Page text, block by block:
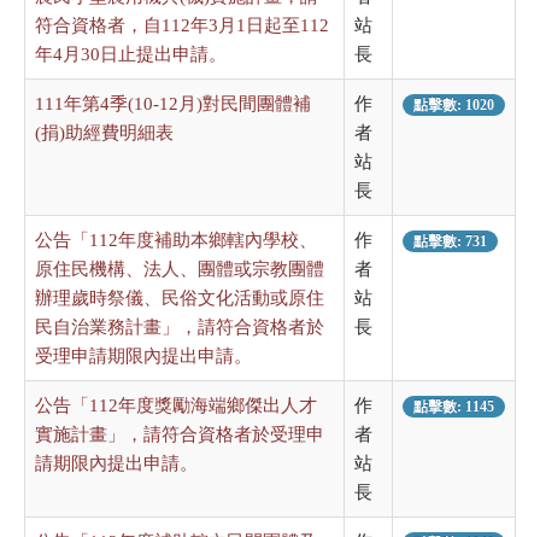
符合資格者，自112年3月1日起至112
年4月30日止提出申請。
站
長
111年第4季(10-12月)對民間團體補
(捐)助經費明細表
作
者
站
長
點擊數: 1020
公告「112年度補助本鄉轄內學校、
原住民機構、法人、團體或宗教團體
辦理歲時祭儀、民俗文化活動或原住
民自治業務計畫」，請符合資格者於
受理申請期限內提出申請。
作
者
站
長
點擊數: 731
公告「112年度獎勵海端鄉傑出人才
實施計畫」，請符合資格者於受理申
請期限內提出申請。
作
者
站
長
點擊數: 1145